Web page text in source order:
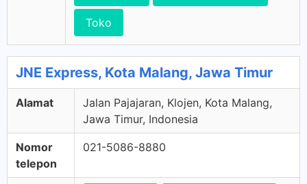
Toko
JNE Express, Kota Malang, Jawa Timur
Alamat
Jalan Pajajaran, Klojen, Kota Malang,
Jawa Timur, Indonesia
Nomor
telepon
021-5086-8880